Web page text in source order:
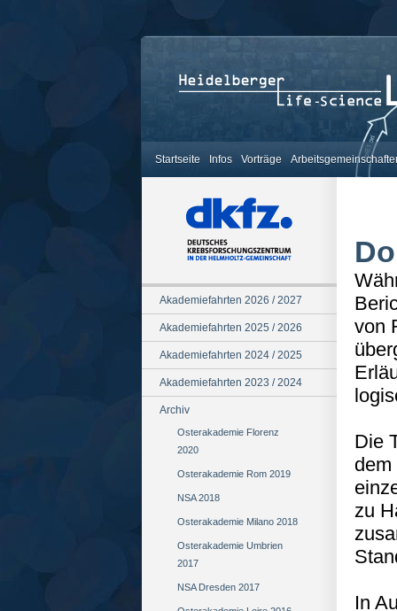
Startseite Infos Vorträge
Akademiefahrten 2026 / 2027
Akademiefahrten 2025 / 2026
Akademiefahrten 2024 / 2025
Akademiefahrten 2023 / 2024
Archiv
Osterakademie Florenz
2020
Osterakademie Rom 2019
NSA 2018
Osterakademie Milano 2018
Osterakademie Umbrien
2017
NSA Dresden 2017
von
Die
zu
In